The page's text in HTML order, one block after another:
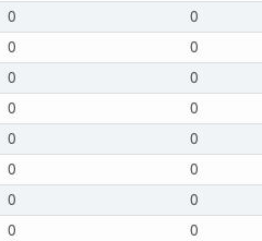
0 0
0 0
0 0
0 0
0 0
0 0
0 0
0 0